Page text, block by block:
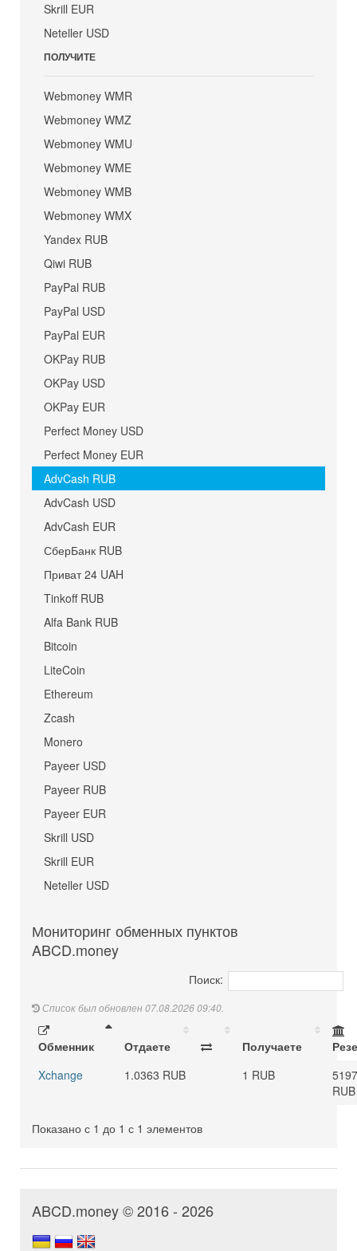
Skrill EUR
Neteller USD
ПОЛУЧИТЕ
Webmoney WMR
Webmoney WMZ
Webmoney WMU
Webmoney WME
Webmoney WMB
Webmoney WMX
Yandex RUB
Qiwi RUB
PayPal RUB
PayPal USD
PayPal EUR
OKPay RUB
OKPay USD
OKPay EUR
Perfect Money USD
Perfect Money EUR
AdvCash RUB
AdvCash USD
AdvCash EUR
СберБанк RUB
Приват 24 UAH
Tinkoff RUB
Alfa Bank RUB
Bitcoin
LiteCoin
Ethereum
Zcash
Monero
Payeer USD
Payeer RUB
Payeer EUR
Skrill USD
Skrill EUR
Neteller USD
Мониторинг обменных пунктов
ABCD.money
Поиск:
Список был обновлен 07.08.2026 09:40.
Обменник Отдаете Получаете
Xchange
1.0363 RUB 1 RUB
RUB
Показано с 1 до 1 с 1 элементов
ABCD.money © 2016 - 2026